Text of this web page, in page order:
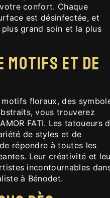
confort. Chaque
est désinfectée, et
grand soin et la plus
motifs et de
floraux, des
vous trouverez
FATI. Les tatoueurs
de styles et de
répondre à toutes les
Leur créativité et
incontournables
à Bénodet.